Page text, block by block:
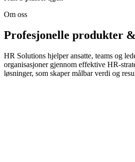
Om oss
Profesjonelle produkter
HR Solutions hjelper ansatte, teams og
organisasjoner gjennom effektive HR-
løsninger, som skaper målbar verdi og